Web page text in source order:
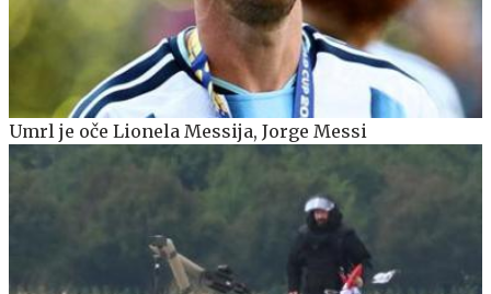
Umrl je oče Lionela Messija, Jorge Messi